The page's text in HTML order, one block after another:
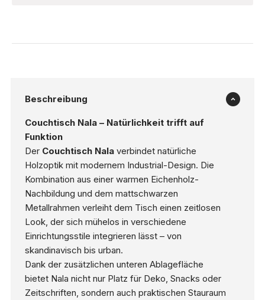
Beschreibung
Couchtisch Nala – Natürlichkeit trifft auf
Funktion
Der Couchtisch Nalaverbindet natürliche
Holzoptik mit modernem Industrial-Design. Die
Kombination aus einer warmen Eichenholz-
Nachbildung und dem mattschwarzen
Metallrahmen verleiht dem Tisch einen zeitlosen
Look, der sich mühelos in verschiedene
Einrichtungsstile integrieren lässt – von
skandinavisch bis urban.
Dank der zusätzlichen unteren Ablagefläche
bietet Nala nicht nur Platz für Deko, Snacks oder
Zeitschriften, sondern auch praktischen Stauraum